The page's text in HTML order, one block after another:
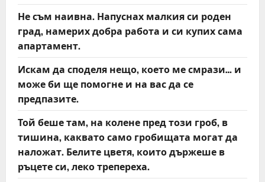
Не съм наивна. Напуснах малкия си роден
град, намерих добра работа и си купих сама
апартамент.
Искам да споделя нещо, което ме смрази… и
може би ще помогне и на вас да се
предпазите.
Той беше там, на колене пред този гроб, в
тишина, каквато само гробищата могат да
наложат. Белите цветя, които държеше в
ръцете си, леко трепереха.